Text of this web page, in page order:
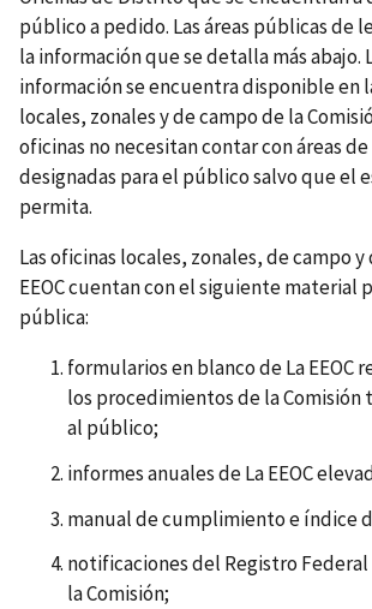
público a pedido. Las áreas públicas de
la información que se detalla más abajo.
información se encuentra disponible en
locales, zonales y de campo de la
oficinas no necesitan contar con áreas
designadas para el público salvo que el
permita.
Las oficinas locales, zonales, de campo
EEOC cuentan con el siguiente material
pública:
formularios en blanco de La EEOC
los procedimientos de la Comisión
al público;
informes anuales de La EEOC
manual de cumplimiento e índice
notificaciones del Registro
la Comisión;